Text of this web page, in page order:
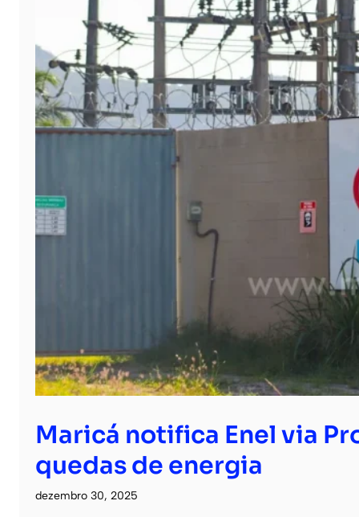
Maricá notifica Enel via
quedas de energia
dezembro 30, 2025